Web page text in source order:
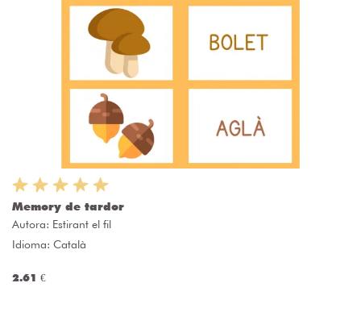
Memory de tardor
Autora: Estirant el fil
Idioma: Català
2.61 €